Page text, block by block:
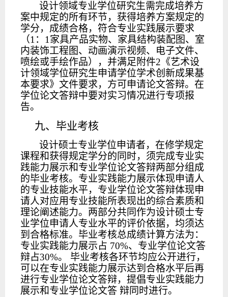
设计领域专业学位研究生需完成培养方
案中规定的所有环节，获得培养方案规定的
学分，成绩合格，符合专业实践展示要求
（1：1家具产品实物、家具结构装配图、室
内装饰工程图、动画演示视频、电子文件、
喷绘或手绘作品），并满足附件2《艺术设
计领域学位研究生申请学位学术创新成果基
本要求》文件要求，方可申请论文答辩。在
学位论文答辩中要对实习情况进行专项报
告。
九、毕业考核
设计硕士专业学位申请者，在修学规定
课程和获得规定学分的同时，须完成专业实
践能力展示和专业学位论文答辩两部分组成
的毕业考核。专业实践能力展示体现申请人
的专业技能水平，专业学位论文答辩体现申
请人对应用专业技能所表现出的综合素质和
理论阐述能力。两部分共同作为设计硕士专
业学位申请人专业水平的评价依据，均须达
到合格标准。毕业考核总成绩计算方法为：
专业实践能力展示占 70%、专业学位论文答
辩占30%。 毕业考核各环节均应公开进行，
可以在专业实践能力展示达到合格水平后再
进行专业学位论文答辩，提倡专业实践能力
展示和专业学位论文答 辩同时进行。